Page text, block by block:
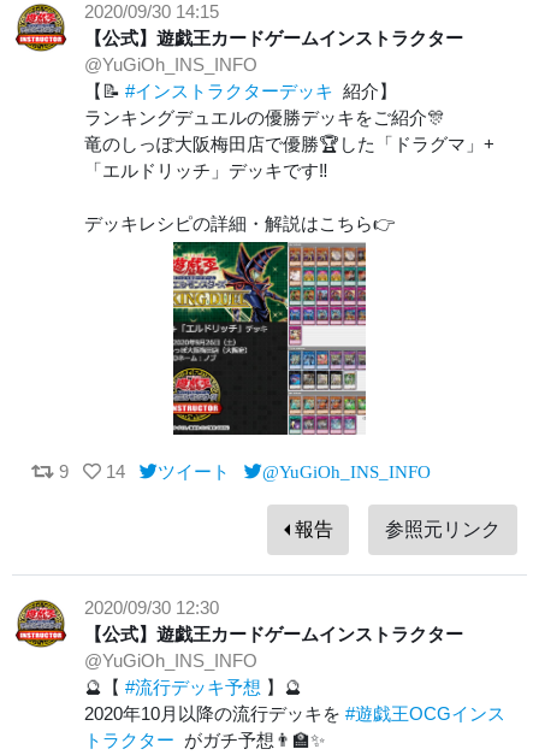
2020/09/30 14:15
【公式】遊戯王カードゲームインストラクター
@YuGiOh_INS_INFO
【📝 #インストラクターデッキ 紹介】
ランキングデュエルの優勝デッキをご紹介🎊
竜のしっぽ大阪梅田店で優勝🏆した「ドラグマ」+
「エルドリッチ」デッキです‼
デッキレシピの詳細・解説はこちら👉
9 14 ツイート @YuGiOh_INS_INFO
報告 参照元リンク
2020/09/30 12:30
【公式】遊戯王カードゲームインストラクター
@YuGiOh_INS_INFO
🔮【 #流行デッキ予想 】🔮
2020年10月以降の流行デッキを #遊戯王OCGインス
トラクター がガチ予想👨‍🏫✨